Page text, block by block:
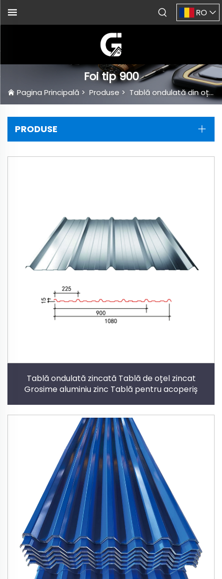
RO
Foi tip 900
Pagina Principală > Produse > Tablă ondulată din oțel
PRODUSE
Tablă ondulată zincată Tablă de oțel zincat
Grosime aluminiu zinc Tablă pentru acoperiș